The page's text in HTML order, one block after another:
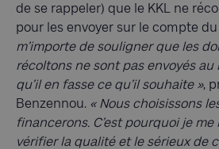
de se rappeler) que le KKL ne
pour les envoyer sur le compte du
m’importe de souligner que les
récoltons ne sont pas envoyés au
qu’il en fasse ce qu’il souhaite »,
Benzennou. « Nous choisissons
financerons. C’est pourquoi je
vérifier la qualité et le sérieux de